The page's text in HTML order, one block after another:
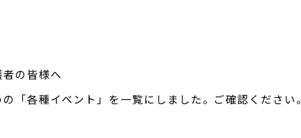
の皆様へ
「各種イベント」を一覧にしました。ご確認ください。